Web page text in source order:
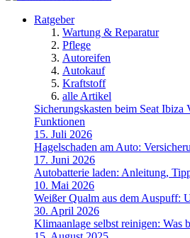
Ratgeber
Wartung & Reparatur
Pflege
Autoreifen
Autokauf
Kraftstoff
alle Artikel
Sicherungskasten beim Seat
Funktionen
15. Juli 2026
Hagelschaden am Auto:
17. Juni 2026
Autobatterie laden: Anleitung,
10. Mai 2026
Weißer Qualm aus dem Auspuff:
30. April 2026
Klimaanlage selbst reinigen: Was